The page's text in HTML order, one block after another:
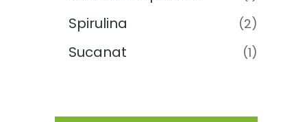
Spirulina (2)
Sucanat (1)